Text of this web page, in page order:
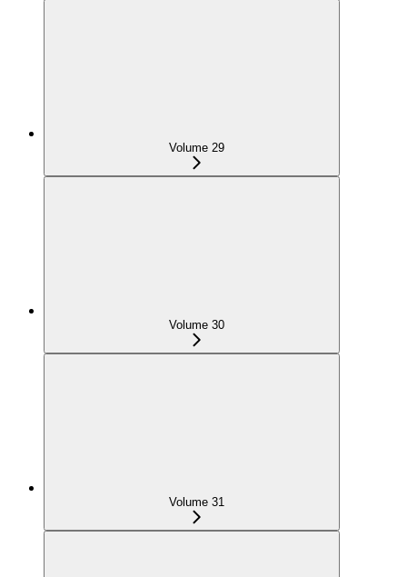
Volume 29
Volume 30
Volume 31